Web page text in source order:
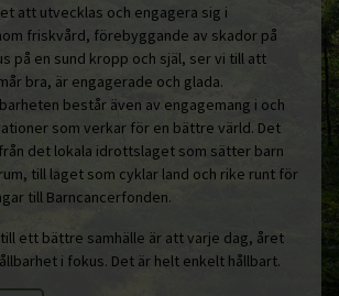
att utvecklas och engagera sig i
friskvård, förebyggande av skador på
på en sund kropp och själ, ser vi till att
bra, är engagerade och glada.
består även av engagemang i och
som verkar för en bättre värld. Det
det lokala idrottslaget som sätter barn
till laget som cyklar land och rike runt för
till Barncancerfonden.
ett bättre samhälle är att varje dag, året
i fokus. Det är helt enkelt hållbart.